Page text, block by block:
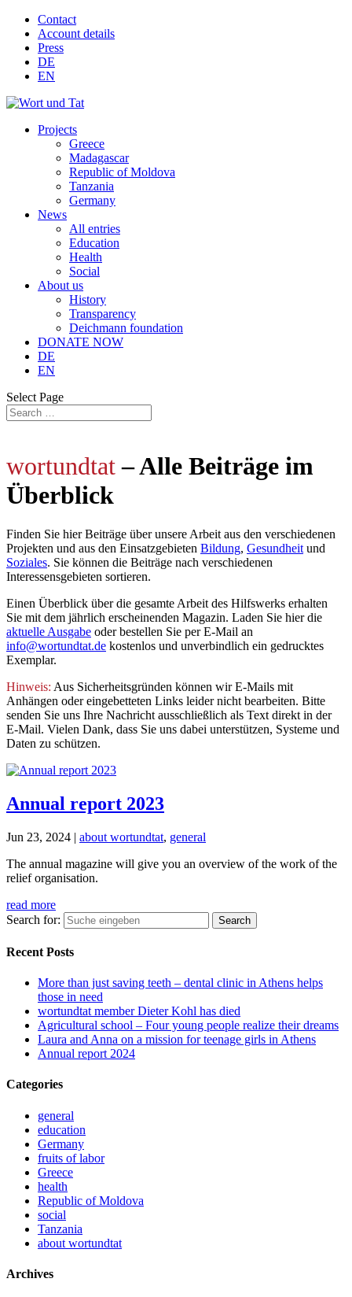
Contact
Account details
Press
DE
EN
Projects
Greece
Madagascar
Republic of Moldova
Tanzania
Germany
News
All entries
Education
Health
Social
About us
History
Transparency
Deichmann foundation
DONATE NOW
DE
EN
Select Page
wortundtat– Alle Beiträge im
Überblick
Finden Sie hier Beiträge über unsere Arbeit aus den verschiedenen
Projekten und aus den Einsatzgebieten Bildung, Gesundheit und
Soziales. Sie können die Beiträge nach verschiedenen
Interessensgebieten sortieren.
Einen Überblick über die gesamte Arbeit des Hilfswerks erhalten
Sie mit dem jährlich erscheinenden Magazin. Laden Sie hier die
aktuelle Ausgabe oder bestellen Sie per E-Mail an
info@wortundtat.de kostenlos und unverbindlich ein gedrucktes
Exemplar.
Hinweis: Aus Sicherheitsgründen können wir E-Mails mit
Anhängen oder eingebetteten Links leider nicht bearbeiten. Bitte
senden Sie uns Ihre Nachricht ausschließlich als Text direkt in der
E-Mail. Vielen Dank, dass Sie uns dabei unterstützen, Systeme und
Daten zu schützen.
Annual report 2023
Jun 23, 2024 | about wortundtat, general
The annual magazine will give you an overview of the work of the
relief organisation.
read more
Search for:
Recent Posts
More than just saving teeth – dental clinic in Athens helps
those in need
wortundtat member Dieter Kohl has died
Agricultural school – Four young people realize their dreams
Laura and Anna on a mission for teenage girls in Athens
Annual report 2024
Categories
general
education
Germany
fruits of labor
Greece
health
Republic of Moldova
social
Tanzania
about wortundtat
Archives